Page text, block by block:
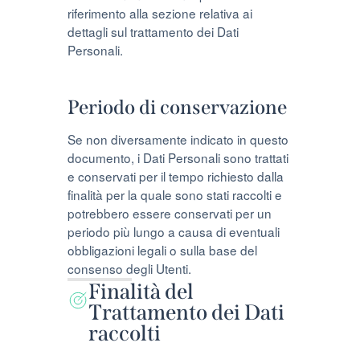
riferimento alla sezione relativa ai
dettagli sul trattamento dei Dati
Personali.
Periodo di conservazione
Se non diversamente indicato in questo
documento, i Dati Personali sono trattati
e conservati per il tempo richiesto dalla
finalità per la quale sono stati raccolti e
potrebbero essere conservati per un
periodo più lungo a causa di eventuali
obbligazioni legali o sulla base del
consenso degli Utenti.
Finalità del
Trattamento dei Dati
raccolti